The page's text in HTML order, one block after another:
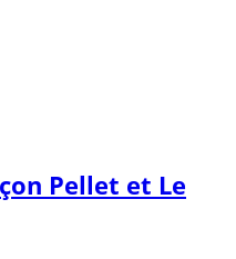
Pellet et Le